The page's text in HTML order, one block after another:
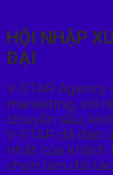
HỘI NHẬP
ĐẠI
V-STAR
marketing, với
chuyên sâu,
V-STAR đã
nhất của khách
chọn làm đối